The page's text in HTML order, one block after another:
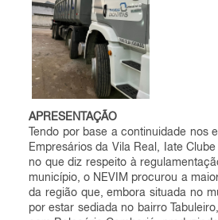
APRESENTAÇÃO
Tendo por base a continuidade nos
Empresários da Vila Real, Iate
no que diz respeito à
município, o NEVIM procurou a
da região que, embora situada no
por estar sediada no bairro